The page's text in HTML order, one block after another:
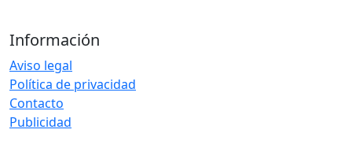
Información
Aviso legal
Política de privacidad
Contacto
Publicidad